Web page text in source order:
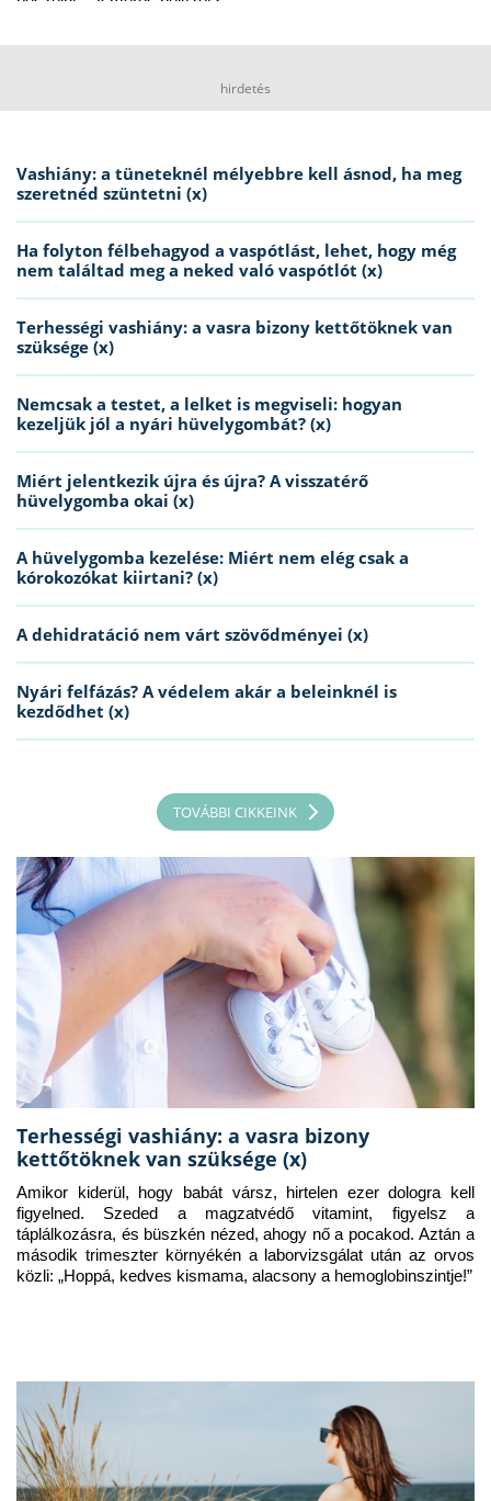
hirdetés
Vashiány: a tüneteknél mélyebbre kell ásnod, ha meg
szeretnéd szüntetni (x)
Ha folyton félbehagyod a vaspótlást, lehet, hogy még
nem találtad meg a neked való vaspótlót (x)
Terhességi vashiány: a vasra bizony kettőtöknek van
szüksége (x)
Nemcsak a testet, a lelket is megviseli: hogyan
kezeljük jól a nyári hüvelygombát? (x)
Miért jelentkezik újra és újra? A visszatérő
hüvelygomba okai (x)
A hüvelygomba kezelése: Miért nem elég csak a
kórokozókat kiirtani? (x)
A dehidratáció nem várt szövődményei (x)
Nyári felfázás? A védelem akár a beleinknél is
kezdődhet (x)
TOVÁBBI CIKKEINK
Terhességi vashiány: a vasra bizony
kettőtöknek van szüksége (x)
Amikor kiderül, hogy babát vársz, hirtelen ezer dologra kell
figyelned. Szeded a magzatvédő vitamint, figyelsz a
táplálkozásra, és büszkén nézed, ahogy nő a pocakod. Aztán a
második trimeszter környékén a laborvizsgálat után az orvos
közli: „Hoppá, kedves kismama, alacsony a hemoglobinszintje!”